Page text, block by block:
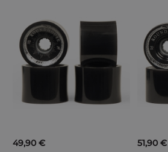
49,90 €
51,90 €